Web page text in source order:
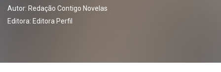
Autor: Redação Contigo Novelas
Editora: Editora Perfil